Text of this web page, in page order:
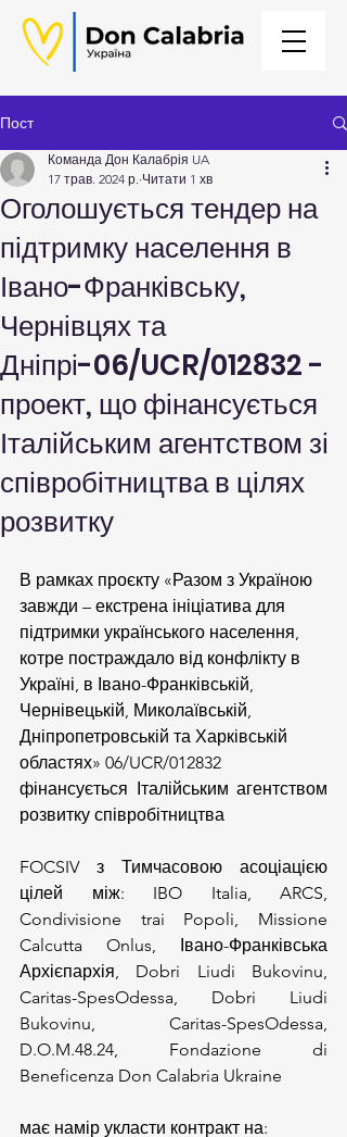
Пост
Оголошується тендер на
підтримку населення в
Івано-Франківську,
Чернівцях та
Дніпрі-06/UCR/012832 -
проект, що фінансується
Італійським агентством зі
співробітництва в цілях
розвитку
Команда Дон Калабрія UA
17 трав. 2024 р. Читати 1 хв
В рамках проєкту «Разом з Україною
завжди – екстрена ініціатива для
підтримки українського населення,
котре постраждало від конфлікту в
Україні, в Івано-Франківській,
Чернівецькій, Миколаївській,
Дніпропетровській та Харківській
областях» 06/UCR/012832
фінансується Італійським агентством
розвитку співробітництва
FOCSIV з Тимчасовою асоціацією
цілей між: IBO Italia, ARCS,
Condivisione trai Popoli, Missione
Calcutta Onlus, Івано-Франківська
Архієпархія, Dobri Liudi Bukovinu,
Caritas-SpesOdessa, Dobri Liudi
Bukovinu, Caritas-SpesOdessa,
D.O.M.48.24, Fondazione di
Beneficenza Don Calabria Ukraine
має намір укласти контракт на: